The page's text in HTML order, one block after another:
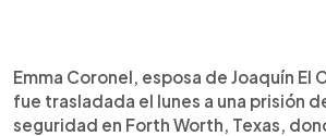
► Escuchar artículo
Emma Coronel, esposa de Joaquín El
fue trasladada el lunes a una prisión
seguridad en Forth Worth, Texas,